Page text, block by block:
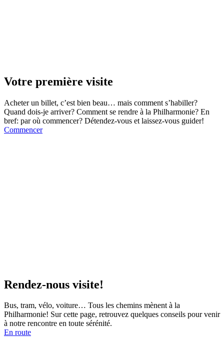
Votre première visite
Acheter un billet, c’est bien beau… mais comment s’habiller?
Quand dois-je arriver? Comment se rendre à la Philharmonie? En
bref: par où commencer? Détendez-vous et laissez-vous guider!
Commencer
Rendez-nous visite!
Bus, tram, vélo, voiture… Tous les chemins mènent à la
Philharmonie! Sur cette page, retrouvez quelques conseils pour venir
à notre rencontre en toute sérénité.
En route